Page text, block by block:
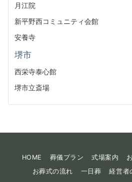
月江院
新平野西コミュニティ会館
安養寺
堺市
西栄寺泰心館
堺市立斎場
HOME 葬儀プラン 式場案内
お葬式の流れ
一日葬 経営者